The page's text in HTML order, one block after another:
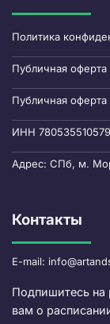
Политика
Публичная
Публичная оферта
ИНН 780535510579
Адрес: СПб, м.
Контакты
E-mail:
Подпишитесь
вам о